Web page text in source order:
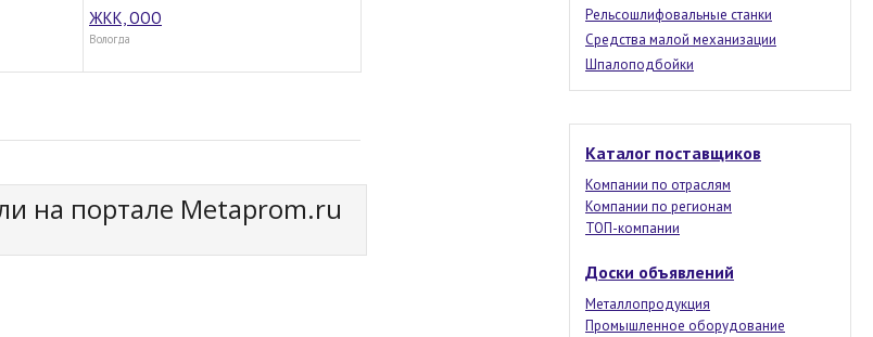
ЖКК, ООО
Вологда
на портале Metaprom.ru
Рельсошлифовальные станки
Средства малой механизации
Шпалоподбойки
Каталог поставщиков
Компании по отраслям
Компании по регионам
ТОП-компании
Доски объявлений
Металлопродукция
Промышленное оборудование